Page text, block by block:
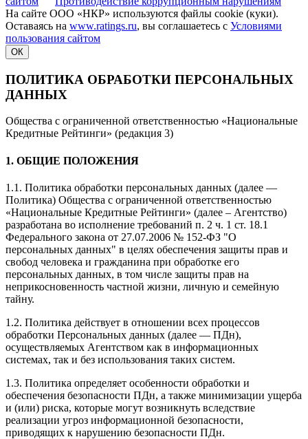
На сайте ООО «НКР» используются файлы cookie (куки).
Оставаясь на www.ratings.ru, вы соглашаетесь с Условиями
пользования сайтом
ОК
ПОЛИТИКА ОБРАБОТКИ ПЕРСОНАЛЬНЫХ
ДАННЫХ
Общества с ограниченной ответственностью «Национальные
Кредитные Рейтинги» (редакция 3)
1. ОБЩИЕ ПОЛОЖЕНИЯ
1.1. Политика обработки персональных данных (далее —
Политика) Общества с ограниченной ответственностью
«Национальные Кредитные Рейтинги» (далее – Агентство)
разработана во исполнение требований п. 2 ч. 1 ст. 18.1
Федерального закона от 27.07.2006 № 152-ФЗ "О
персональных данных" в целях обеспечения защиты прав и
свобод человека и гражданина при обработке его
персональных данных, в том числе защиты прав на
неприкосновенность частной жизни, личную и семейную
тайну.
1.2. Политика действует в отношении всех процессов
обработки Персональных данных (далее — ПДн),
осуществляемых Агентством как в информационных
системах, так и без использования таких систем.
1.3. Политика определяет особенности обработки и
обеспечения безопасности ПДн, а также минимизации ущерба
и (или) риска, которые могут возникнуть вследствие
реализации угроз информационной безопасности,
приводящих к нарушению безопасности ПДн.